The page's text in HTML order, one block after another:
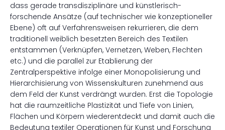
dass gerade transdisziplinäre und künstlerisch-
forschende Ansätze (auf technischer wie konzeptioneller
Ebene) oft auf Verfahrensweisen rekurrieren, die dem
traditionell weiblich besetzten Bereich des Textilen
entstammen (Verknüpfen, Vernetzen, Weben, Flechten
etc.) und die parallel zur Etablierung der
Zentralperspektive infolge einer Monopolisierung und
Hierarchisierung von Wissenskulturen zunehmend aus
dem Feld der Kunst verdrängt wurden. Erst die Topologie
hat die raumzeitliche Plastizität und Tiefe von Linien,
Flächen und Körpern wiederentdeckt und damit auch die
Bedeutung textiler Operationen für Kunst und Forschung